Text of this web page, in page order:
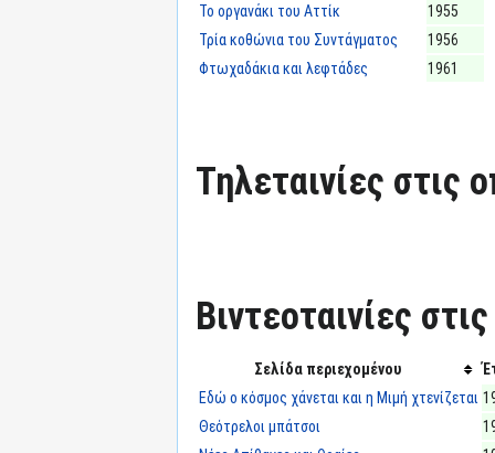
Το οργανάκι του Αττίκ
1955
Τρία κοθώνια του Συντάγματος
1956
Φτωχαδάκια και λεφτάδες
1961
Τηλεταινίες στις
Βιντεοταινίες
Σελίδα περιεχομένου
Εδώ ο κόσμος χάνεται και η Μιμή χτενίζεται
Θεότρελοι μπάτσοι